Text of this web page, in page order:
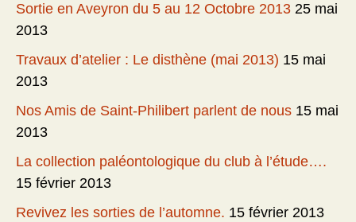
Sortie en Aveyron du 5 au 12 Octobre 2013 25 mai
2013
Travaux d’atelier : Le disthène (mai 2013) 15 mai
2013
Nos Amis de Saint-Philibert parlent de nous 15 mai
2013
La collection paléontologique du club à l’étude….
15 février 2013
Revivez les sorties de l’automne. 15 février 2013